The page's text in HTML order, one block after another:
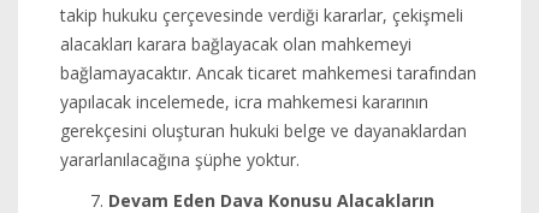
takip hukuku çerçevesinde verdiği kararlar, çekişmeli
alacakları karara bağlayacak olan mahkemeyi
bağlamayacaktır. Ancak ticaret mahkemesi tarafından
yapılacak incelemede, icra mahkemesi kararının
gerekçesini oluşturan hukuki belge ve dayanaklardan
yararlanılacağına şüphe yoktur.
Devam Eden Dava Konusu Alacakların